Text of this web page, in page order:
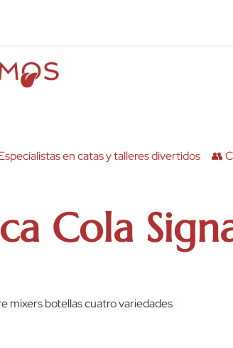
en catas y talleres divertidos 👥
Cola